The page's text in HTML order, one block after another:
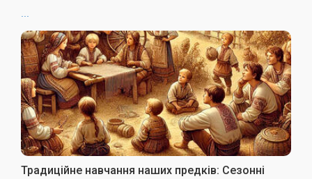
Традиційне навчання наших предків: Сезонні